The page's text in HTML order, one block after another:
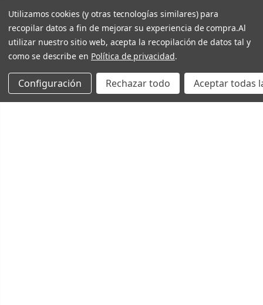
Utilizamos cookies (y otras tecnologías similares) para
recopilar datos a fin de mejorar su experiencia de compra.Al
utilizar nuestro sitio web, acepta la recopilación de datos tal y
como se describe en Política de privacidad.
Configuración Rechazar todo Aceptar todas